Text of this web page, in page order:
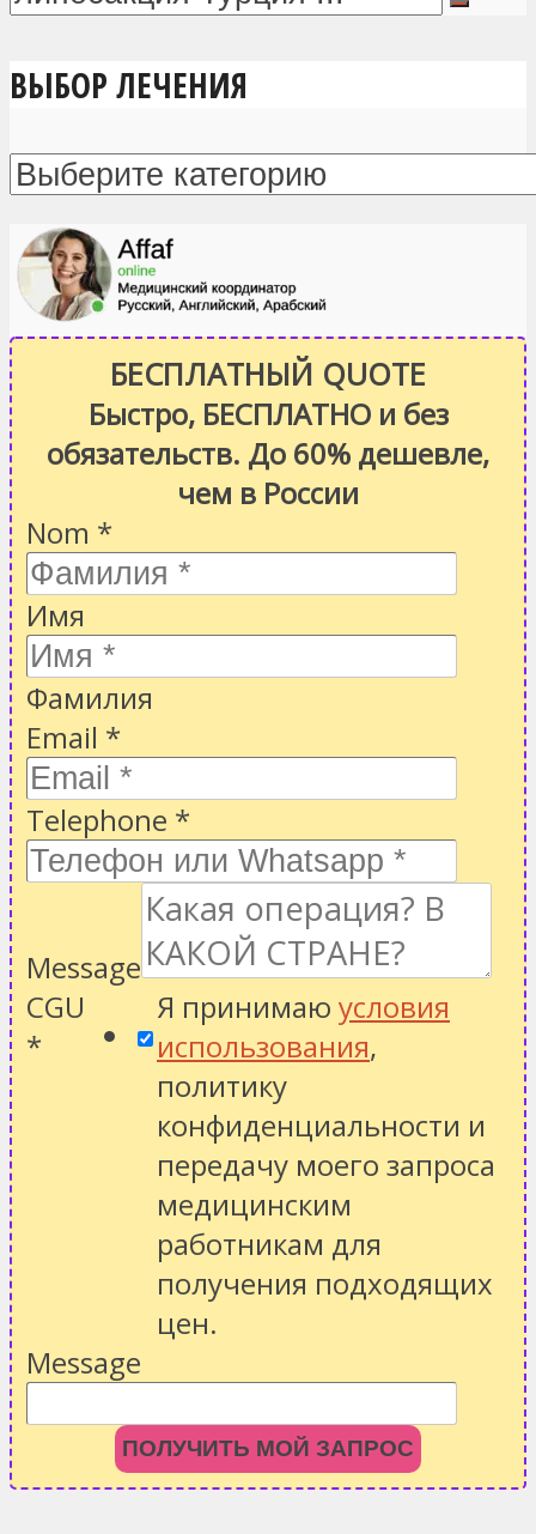
ВЫБОР ЛЕЧЕНИЯ
БЕСПЛАТНЫЙ QUOTE
Быстро, БЕСПЛАТНО и без
обязательств. До 60% дешевле,
чем в России
Nom *
Имя
Фамилия
Email *
Telephone *
Message
CGU
*
Я принимаю условия
использования,
политику
конфиденциальности и
передачу моего запроса
медицинским
работникам для
получения подходящих
цен.
Message
ПОЛУЧИТЬ МОЙ ЗАПРОС